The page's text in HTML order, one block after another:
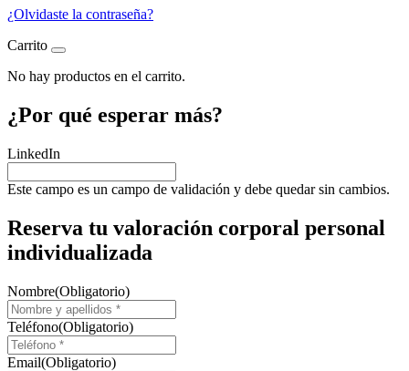
¿Olvidaste la contraseña?
Carrito
No hay productos en el carrito.
¿Por qué esperar más?
LinkedIn
Este campo es un campo de validación y debe quedar sin cambios.
Reserva tu valoración corporal personal
individualizada
Nombre(Obligatorio)
Teléfono(Obligatorio)
Email(Obligatorio)